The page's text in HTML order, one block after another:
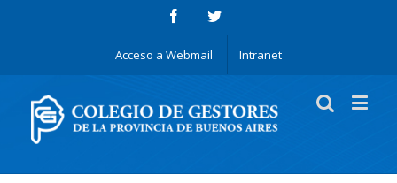
Acceso a Webmail Intranet